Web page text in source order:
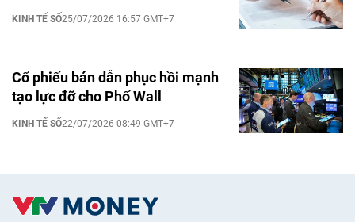
KINH TẾ SỐ25/07/2026 16:57 GMT+7
Cổ phiếu bán dẫn phục hồi mạnh
tạo lực đỡ cho Phố Wall
KINH TẾ SỐ22/07/2026 08:49 GMT+7